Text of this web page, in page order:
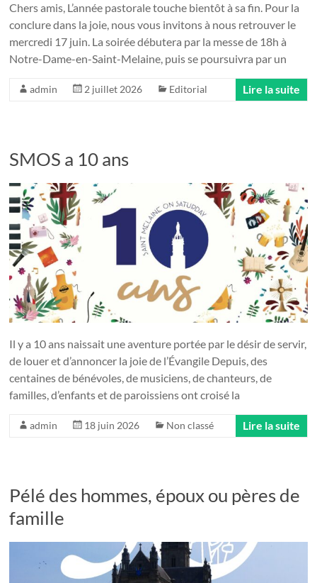
Chers amis, L’année pastorale touche bientôt à sa fin. Pour la
conclure dans la joie, nous vous invitons à nous retrouver le
mercredi 17 juin. La soirée débutera par la messe de 18h à
Notre-Dame-en-Saint-Melaine, puis se poursuivra par un
admin 2 juillet 2026 Editorial Lire la suite
SMOS a 10 ans
Il y a 10 ans naissait une aventure portée par le désir de servir,
de louer et d’annoncer la joie de l’Évangile Depuis, des
centaines de bénévoles, de musiciens, de chanteurs, de
familles, d’enfants et de paroissiens ont croisé la
admin 18 juin 2026 Non classé Lire la suite
Pélé des hommes, époux ou pères de
famille